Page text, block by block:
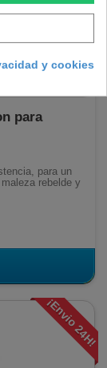
para
para un
rebelde y
¡Envio 24H!
y cookies